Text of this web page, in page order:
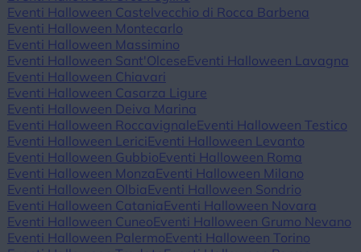
Eventi Halloween Castelvecchio di Rocca Barbena
Eventi Halloween Montecarlo
Eventi Halloween Massimino
Eventi Halloween Sant'OlceseEventi Halloween Lavagna
Eventi Halloween Chiavari
Eventi Halloween Casarza Ligure
Eventi Halloween Deiva Marina
Eventi Halloween RoccavignaleEventi Halloween Testico
Eventi Halloween LericiEventi Halloween Levanto
Eventi Halloween GubbioEventi Halloween Roma
Eventi Halloween Monza Eventi Halloween Milano
Eventi Halloween Olbia Eventi Halloween Sondrio
Eventi Halloween Catania Eventi Halloween Novara
Eventi Halloween CuneoEventi Halloween Grumo Nevano
Eventi Halloween PalermoEventi Halloween Torino